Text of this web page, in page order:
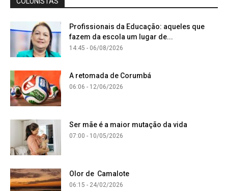
Profissionais da Educação: aqueles que
fazem da escola um lugar de...
14:45 - 06/08/2026
A retomada de Corumbá
06:06 - 12/06/2026
Ser mãe é a maior mutação da vida
07:00 - 10/05/2026
Olor de Camalote
06:15 - 24/02/2026